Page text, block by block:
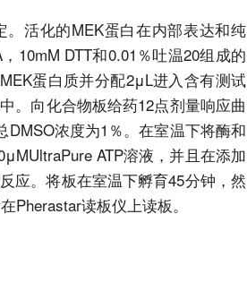
活化的MEK蛋白在内部表达和纯
10mM DTT和0.01％吐温20组成的
蛋白质并分配2μL进入含有测试
。向化合物板给药12点剂量响应曲
浓度为1％。在室温下将酶和
ATP溶液，并且在添加
应。将板在室温下孵育45分钟，然
Pherastar读板仪上读板。